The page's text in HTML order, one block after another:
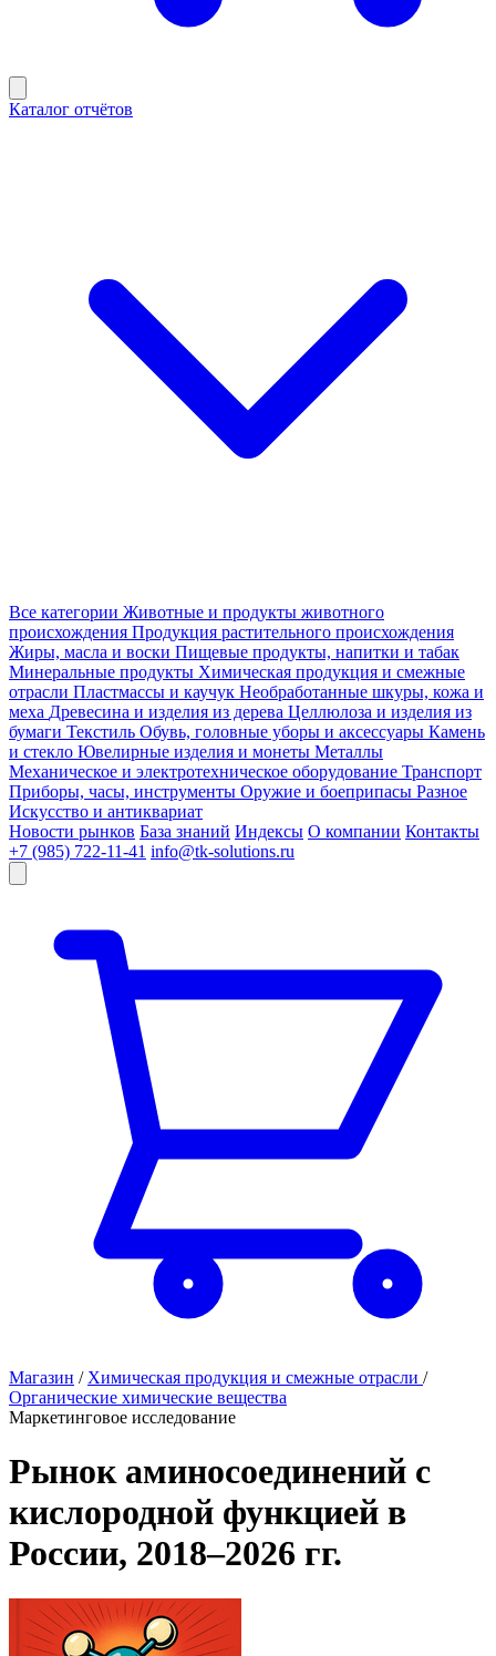
Каталог отчётов
Все категории Животные и продукты животного
происхождения Продукция растительного происхождения
Жиры, масла и воски Пищевые продукты, напитки и табак
Минеральные продукты Химическая продукция и смежные
отрасли Пластмассы и каучук Необработанные шкуры, кожа и
меха Древесина и изделия из дерева Целлюлоза и изделия из
бумаги Текстиль Обувь, головные уборы и аксессуары Камень
и стекло Ювелирные изделия и монеты Металлы
Механическое и электротехническое оборудование Транспорт
Приборы, часы, инструменты Оружие и боеприпасы Разное
Искусство и антиквариат
Новости рынков База знаний Индексы О компании Контакты
+7 (985) 722-11-41 info@tk-solutions.ru
Магазин / Химическая продукция и смежные отрасли /
Органические химические вещества
Маркетинговое исследование
Рынок аминосоединений с
кислородной функцией в
России, 2018–2026 гг.